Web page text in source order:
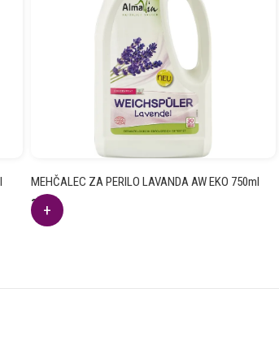
MEHČALEC ZA PERILO LAVANDA AW EKO 750ml
3.76
€